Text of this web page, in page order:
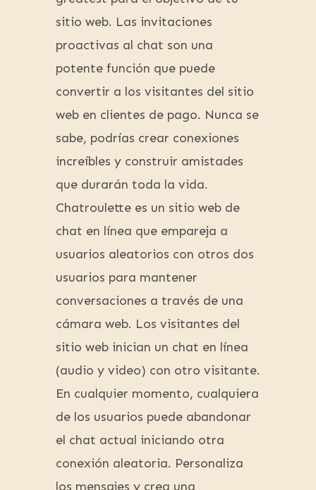
sitio web. Las invitaciones
proactivas al chat son una
potente función que puede
convertir a los visitantes del sitio
web en clientes de pago. Nunca se
sabe, podrías crear conexiones
increíbles y construir amistades
que durarán toda la vida.
Chatroulette es un sitio web de
chat en línea que empareja a
usuarios aleatorios con otros dos
usuarios para mantener
conversaciones a través de una
cámara web. Los visitantes del
sitio web inician un chat en línea
(audio y video) con otro visitante.
En cualquier momento, cualquiera
de los usuarios puede abandonar
el chat actual iniciando otra
conexión aleatoria. Personaliza
los mensajes y crea una